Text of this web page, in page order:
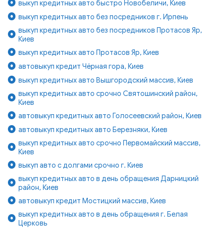
выкуп кредитных авто быстро Новобеличи, Киев
выкуп кредитных авто без посредников г. Ирпень
выкуп кредитных авто без посредников Протасов Яр,
Киев
выкуп кредитных авто Протасов Яр, Киев
автовыкуп кредит Чёрная гора, Киев
выкуп кредитных авто Вышгородский массив, Киев
выкуп кредитных авто срочно Святошинский район,
Киев
автовыкуп кредитных авто Голосеевский район, Киев
автовыкуп кредитных авто Березняки, Киев
выкуп кредитных авто срочно Первомайский массив,
Киев
выкуп авто с долгами срочно г. Киев
выкуп кредитных авто в день обращения Дарницкий
район, Киев
автовыкуп кредит Мостицкий массив, Киев
выкуп кредитных авто в день обращения г. Белая
Церковь